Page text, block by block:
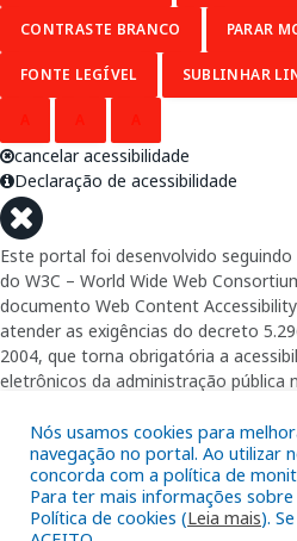
Nós usamos cookies para
navegação no portal. Ao utilizar
concorda com a política de
Para ter mais informações
Política de cookies (Leia mais).
CONTRASTE BRANCO PARAR
FONTE LEGÍVEL SUBLINHAR
cancelar acessibilidade
Declaração de acessibilidade
Este portal foi desenvolvido
do W3C – World Wide Web
documento Web Content
atender as exigências do decreto
2004, que torna obrigatória a
eletrônicos da administração pública
garantindo-lhes o pleno acesso aos
Além de validações automáticas,
diversos navegadores e através do
DOSVOX, sistema operacional